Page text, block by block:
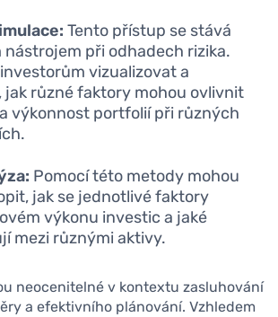
Tento přístup se stává
při odhadech rizika.
vizualizovat a
různé faktory mohou ovlivnit
výkonnost portfolií při různých
Pomocí této metody mohou
jak se jednotlivé faktory
výkonu investic a jaké
mezi různými aktivy.
neocenitelné v kontextu zasluhování
a efektivního plánování. Vzhledem